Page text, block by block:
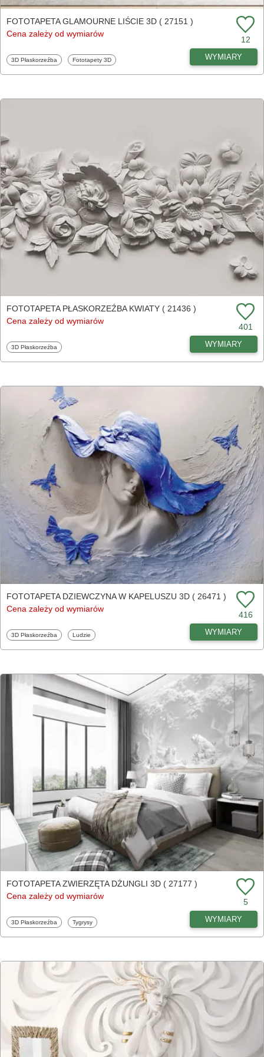
FOTOTAPETA GLAMOURNE LIŚCIE 3D ( 27151 )
Cena zależy od wymiarów
12
Fototapety
3D Płaskorzeźba Fototapety
Fototapety 3D WYMIARY
FOTOTAPETA PŁASKORZEŹBA KWIATY ( 21436 )
Cena zależy od wymiarów
401
Fototapety
3D Płaskorzeźba WYMIARY
FOTOTAPETA DZIEWCZYNA W KAPELUSZU 3D ( 26471 )
Cena zależy od wymiarów
416
Fototapety
3D Płaskorzeźba Fototapety
Ludzie WYMIARY
FOTOTAPETA ZWIERZĘTA DŻUNGLI 3D ( 27177 )
Cena zależy od wymiarów
5
Fototapety
3D Płaskorzeźba Fototapety
Tygrysy WYMIARY